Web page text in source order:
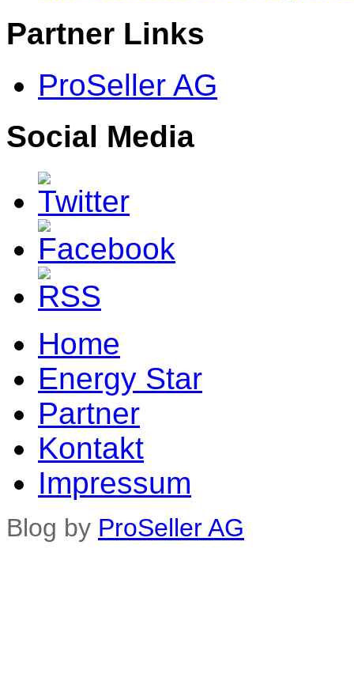
Partner Links
ProSeller AG
Social Media
Home
Energy Star
Partner
Kontakt
Impressum
Blog by ProSeller AG